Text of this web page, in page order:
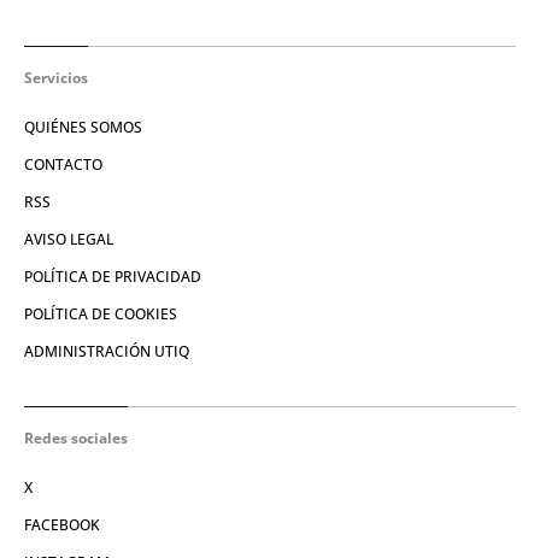
Servicios
QUIÉNES SOMOS
CONTACTO
RSS
AVISO LEGAL
POLÍTICA DE PRIVACIDAD
POLÍTICA DE COOKIES
ADMINISTRACIÓN UTIQ
Redes sociales
X
FACEBOOK